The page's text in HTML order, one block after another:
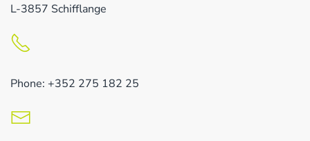
L-3857 Schifflange
Phone: +352 275 182 25